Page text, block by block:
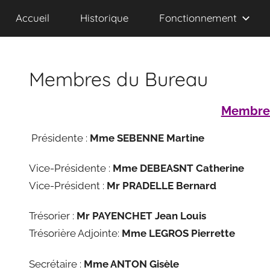
à
Accueil Historique Fonctionnement
Membres du Bureau
Présidente : Mme SEBENNE Martine
Vice-Présidente : Mme DEBEASNT Catherine
Vice-Président : Mr PRADELLE Bernard
Trésorier : Mr PAYENCHET Jean Louis
Trésorière Adjointe: Mme LEGROS Pierrette
Secrétaire : Mme ANTON Gisèle